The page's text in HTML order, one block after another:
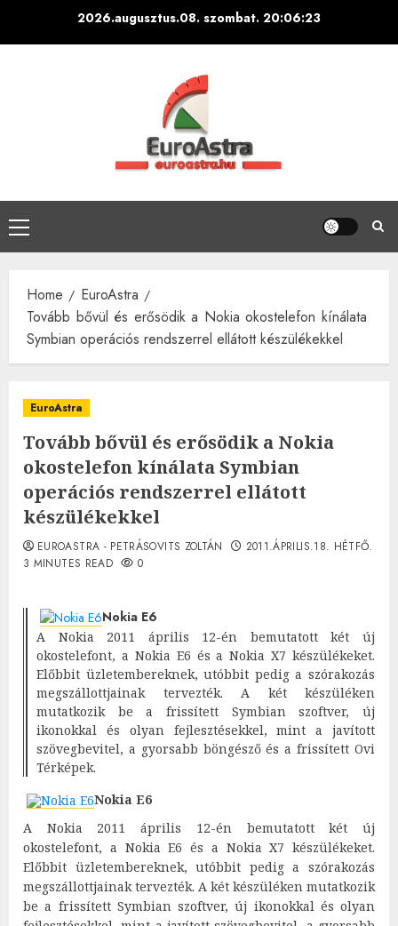
2026.augusztus.08. szombat. 20:06:24
Primary
Menu
Home
EuroAstra
Tovább bővül és erősödik a Nokia okostelefon kínálata
Symbian operációs rendszerrel ellátott készülékekkel
EuroAstra
Tovább bővül és erősödik a Nokia
okostelefon kínálata Symbian
operációs rendszerrel ellátott
készülékekkel
EUROASTRA - PETRÁSOVITS ZOLTÁN
2011.ÁPRILIS.18. HÉTFŐ.
3 MINUTES READ
0
Nokia E6
A Nokia 2011 április 12-én bemutatott két új
okostelefont, a Nokia E6 és a Nokia X7 készülékeket.
Előbbit üzletembereknek, utóbbit pedig a szórakozás
megszállottjainak tervezték. A két készüléken
mutatkozik be a frissített Symbian szoftver, új
ikonokkal és olyan fejlesztésekkel, mint a javított
szövegbevitel, a gyorsabb böngésző és a frissített Ovi
Térképek.
Nokia E6
A Nokia 2011 április 12-én bemutatott két új
okostelefont, a Nokia E6 és a Nokia X7 készülékeket.
Előbbit üzletembereknek, utóbbit pedig a szórakozás
megszállottjainak tervezték. A két készüléken mutatkozik
be a frissített Symbian szoftver, új ikonokkal és olyan